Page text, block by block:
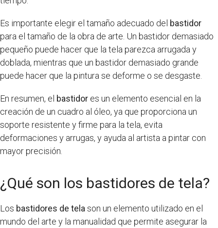
Es importante elegir el tamaño adecuado del bastidor
para el tamaño de la obra de arte. Un bastidor demasiado
pequeño puede hacer que la tela parezca arrugada y
doblada, mientras que un bastidor demasiado grande
puede hacer que la pintura se deforme o se desgaste.
En resumen, el bastidor es un elemento esencial en la
creación de un cuadro al óleo, ya que proporciona un
soporte resistente y firme para la tela, evita
deformaciones y arrugas, y ayuda al artista a pintar con
mayor precisión.
¿Qué son los bastidores de tela?
Los bastidores de tela son un elemento utilizado en el
mundo del arte y la manualidad que permite asegurar la